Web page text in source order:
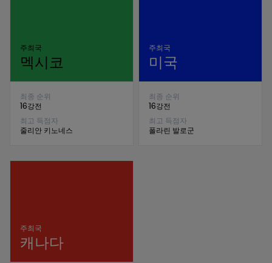
주최국
멕시코
최종 순위
16강전
최고 득점자
줄리안 키노네스
주최국
미국
최종 순위
16강전
최고 득점자
폴라린 발로군
주최국
캐나다